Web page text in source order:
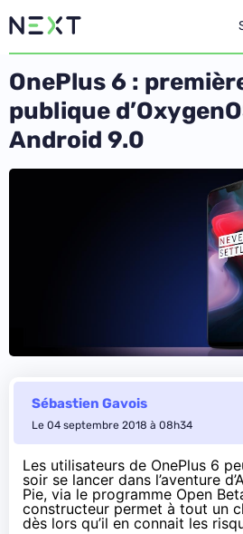
OnePlus 6 :
publique
Android 9.0
Sébastien Gavois
Le 04 septembre 2018 à 08h34
Les utilisateurs de OnePlus 6
soir se lancer dans l’aventure
Pie, via le programme Open
constructeur permet à tout un
dès lors qu’il en connait les